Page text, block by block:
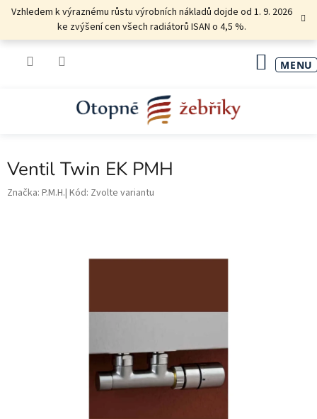
PřejítVzhledem k výraznému růstu výrobních nákladů dojde od 1. 9. 2026
ke zvýšení cen všech radiátorů ISAN o 4,5 %.
Ventil Twin EK PMH
Značka: P.M.H. Kód: Zvolte variantu